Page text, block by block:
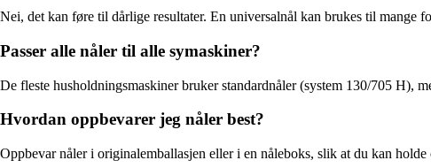
Nei, det kan føre til dårlige resultater. En universalnål kan brukes til mange
Passer alle nåler til alle symaskiner?
De fleste husholdningsmaskiner bruker standardnåler (system 130/705 H),
Hvordan oppbevarer jeg nåler best?
Oppbevar nåler i originalemballasjen eller i en nåleboks, slik at du kan